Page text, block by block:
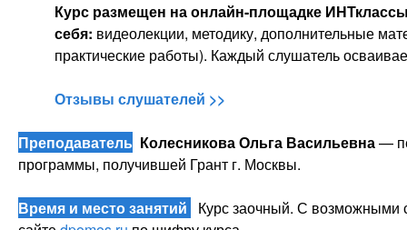
Курс размещен на онлайн-площадке
себя: видеолекции, методику, дополнительные
практические работы). Каждый слушатель
Отзывы слушателей >>
Преподаватель Колесникова Ольга Васильевна—
программы, получившей Грант г. Москвы.
Время и место занятий
Курс заочный. С возможными